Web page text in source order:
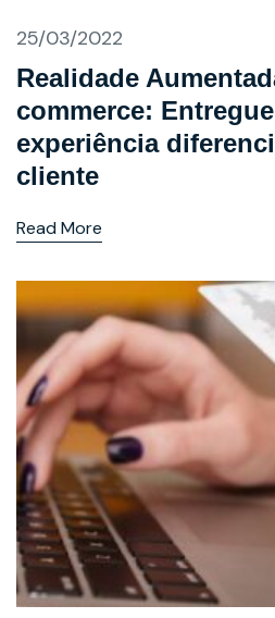
25/03/2022
Realidade
commerce:
experiência
cliente
Read More